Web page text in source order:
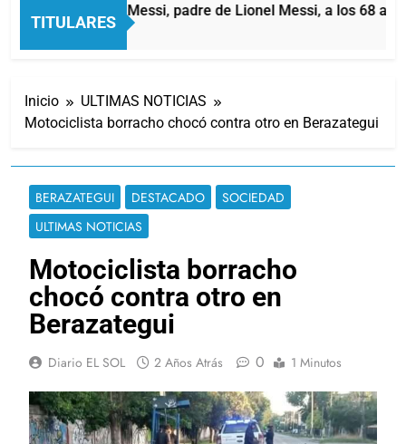
TITULARES
Murió Jorge Messi, padre de Lionel Messi, a los 68 años
29 Minutos Atrás
Inicio
ULTIMAS NOTICIAS
Motociclista borracho chocó contra otro en Berazategui
BERAZATEGUI DESTACADO
SOCIEDAD
ULTIMAS NOTICIAS
Motociclista borracho
chocó contra otro en
Berazategui
Diario EL SOL 2 Años Atrás 0 1 Minutos